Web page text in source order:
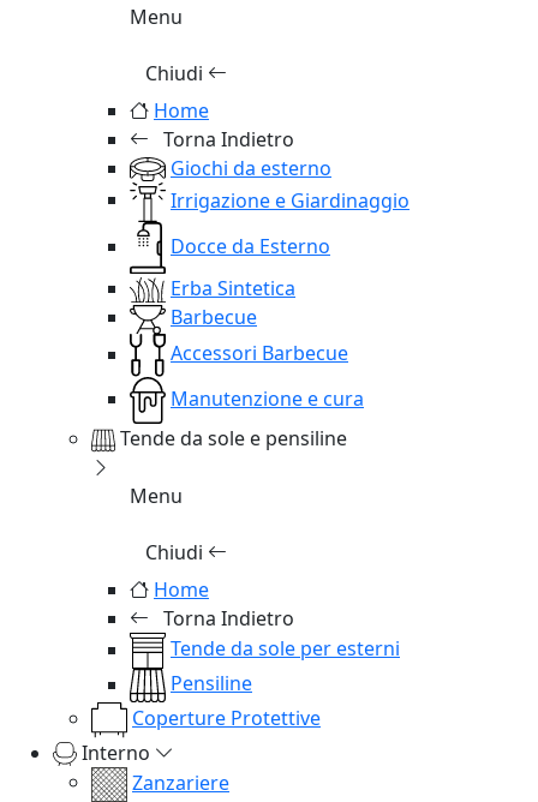
Menu
Chiudi
Home
Torna Indietro
Giochi da esterno
Irrigazione e Giardinaggio
Docce da Esterno
Erba Sintetica
Barbecue
Accessori Barbecue
Manutenzione e cura
Tende da sole e pensiline
Menu
Chiudi
Home
Torna Indietro
Tende da sole per esterni
Pensiline
Coperture Protettive
Interno
Zanzariere